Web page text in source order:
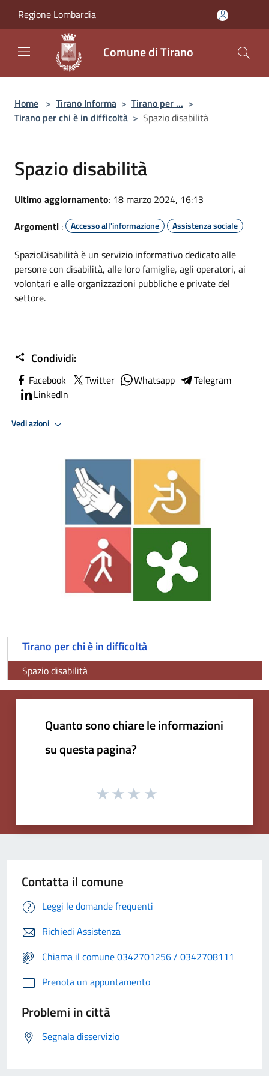
Regione Lombardia
Comune di Tirano
Home > Tirano Informa > Tirano per ... >
Tirano per chi è in difficoltà > Spazio disabilità
Spazio disabilità
Ultimo aggiornamento: 18 marzo 2024, 16:13
Argomenti : Accesso all'informazione Assistenza sociale
SpazioDisabilità è un servizio informativo dedicato alle
persone con disabilità, alle loro famiglie, agli operatori, ai
volontari e alle organizzazioni pubbliche e private del
settore.
Condividi:
Facebook Twitter Whatsapp
Telegram
LinkedIn
Vedi azioni
Tirano per chi è in difficoltà
Spazio disabilità
Quanto sono chiare le informazioni
su questa pagina?
Contatta il comune
Leggi le domande frequenti
Richiedi Assistenza
Chiama il comune 0342701256 / 0342708111
Prenota un appuntamento
Problemi in città
Segnala disservizio